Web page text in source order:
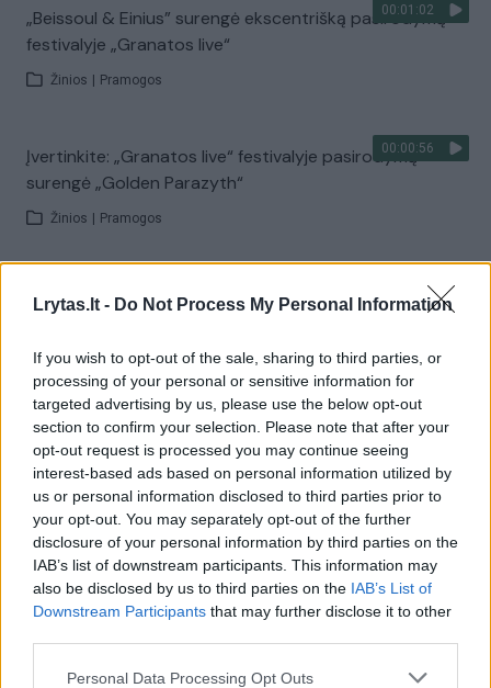
Lrytas.lt - Do Not Process My Personal Information
If you wish to opt-out of the sale, sharing to third parties, or
processing of your personal or sensitive information for
targeted advertising by us, please use the below opt-out
section to confirm your selection. Please note that after your
opt-out request is processed you may continue seeing
interest-based ads based on personal information utilized by
us or personal information disclosed to third parties prior to
your opt-out. You may separately opt-out of the further
disclosure of your personal information by third parties on the
IAB’s list of downstream participants. This information may
also be disclosed by us to third parties on the IAB’s List of
Downstream Participants that may further disclose it to other
Personal Data Processing Opt Outs
00:01:02
„Beissoul & Einius” surengė ekscentrišką pasirodymą
festivalyje „Granatos live“
Žinios Pramogos
00:00:56
Įvertinkite: „Granatos live“ festivalyje pasirodymą
surengė „Golden Parazyth“
Žinios Pramogos
00:01:00
„Granatos live“ scenoje pasirodęs V. Bareikis užkūrė
tikrą pirtį – šoko visi
Žinios | Pramogos
00:04:35
Justė Arlauskaitė-Jazzu atsivėrė: pasakė, ko reikia, kad
parašytum gerą dainą
Žinios | Pramogos
00:04:30
V. Bareikis scenoje patyrė kuriozą: pasirodymo metu
liko be kelnių